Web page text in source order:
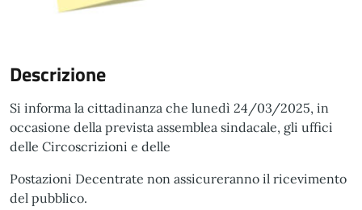
Descrizione
Si informa la cittadinanza che lunedì 24/03/2025, in
occasione della prevista assemblea sindacale, gli uffici
delle Circoscrizioni e delle
Postazioni Decentrate non assicureranno il ricevimento
del pubblico.